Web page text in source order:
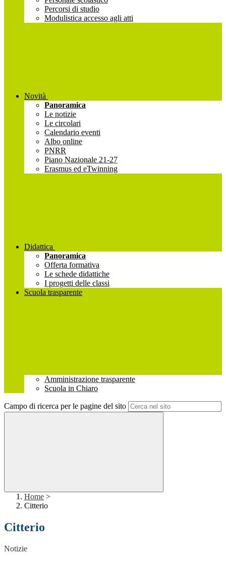
Percorsi di studio
Modulistica accesso agli atti
Novità
Panoramica
Le notizie
Le circolari
Calendario eventi
Albo online
PNRR
Piano Nazionale 21-27
Erasmus ed eTwinning
Didattica
Panoramica
Offerta formativa
Le schede didattiche
I progetti delle classi
Scuola trasparente
Amministrazione trasparente
Scuola in Chiaro
Campo di ricerca per le pagine del sito
Home >
Citterio
Citterio
Notizie